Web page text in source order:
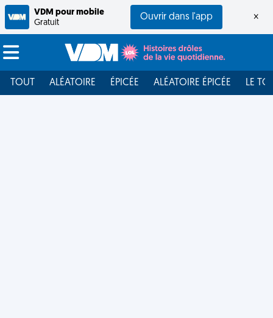
VDM pour mobile
Gratuit
Ouvrir dans l'app ×
TOUT ALÉATOIRE ÉPICÉE ALÉATOIRE ÉPICÉE LE